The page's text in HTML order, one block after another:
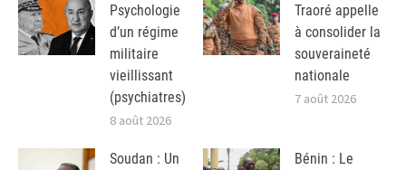
Psychologie
d’un régime
militaire
vieillissant
(psychiatres)
8 août 2026
Traoré appelle
à consolider la
souveraineté
nationale
7 août 2026
Soudan : Un
Bénin : Le